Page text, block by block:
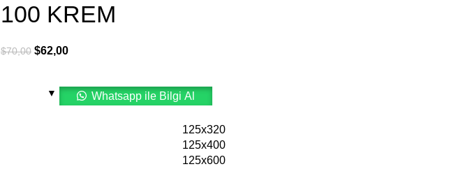
100 KREM
$70,00 $62,00
Whatsapp ile Bilgi Al
125x320
125x400
125x600